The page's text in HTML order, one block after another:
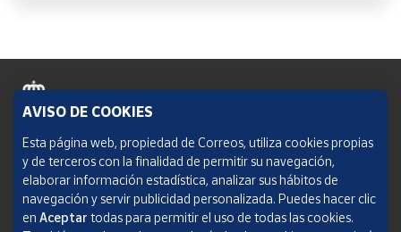
Política de cookies
Aviso legal
Condiciones del servicio
AVISO DE COOKIES
Esta página web, propiedad de Correos, utiliza cookies propias
y de terceros con la finalidad de permitir su navegación,
elaborar información estadística, analizar sus hábitos de
navegación y servir publicidad personalizada. Puedes hacer clic
en Aceptar todas para permitir el uso de todas las cookies.